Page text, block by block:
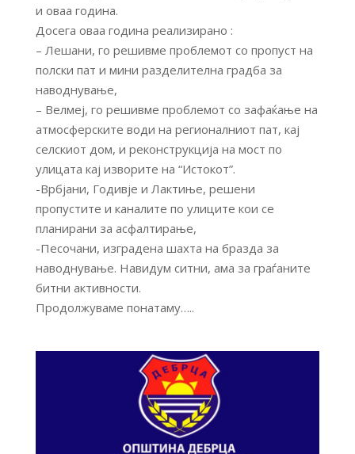
и оваа година.
Досега оваа година реализирано :
– Лешани, го решивме проблемот со пропуст на
полски пат и мини разделителна градба за
наводнување,
– Велмеј, го решивме проблемот со зафаќање на
атмосферските води на регионалниот пат, кај
селскиот дом, и реконструкција на мост по
улицата кај изворите на “Истокот”.
-Врбјани, Годивје и Лактиње, решени
пропустите и каналите по улиците кои се
планирани за асфалтирање,
-Песочани, изградена шахта на бразда за
наводнување. Навидум ситни, ама за граѓаните
битни активности.
Продолжуваме понатаму…..